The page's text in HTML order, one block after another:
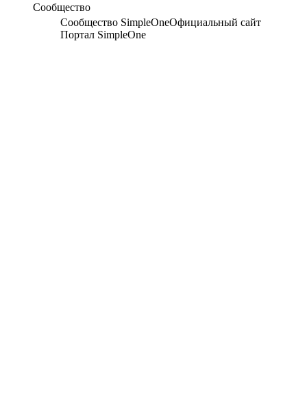
Сообщество
Сообщество SimpleOneОфициальный сайт
Портал SimpleOne